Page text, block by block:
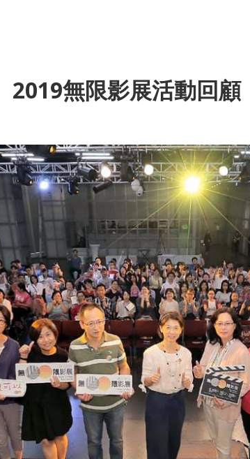
2019無限影展活動回顧